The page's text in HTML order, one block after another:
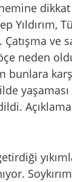
dikkat
Yıldırım,
Çatışma ve
neden
bunlara